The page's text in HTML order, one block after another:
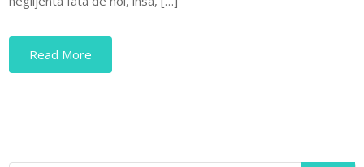
Read More